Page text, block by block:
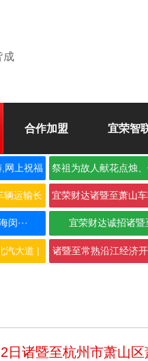
成
合作加盟 宜荣智
网上祝福 祭祖为故人献花点烛
辆运输长 宜荣财达诸暨至萧山
··· 宜荣财达诚招诸
汽大道 | 诸暨至常熟沿江经济
日诸暨至杭州市萧山